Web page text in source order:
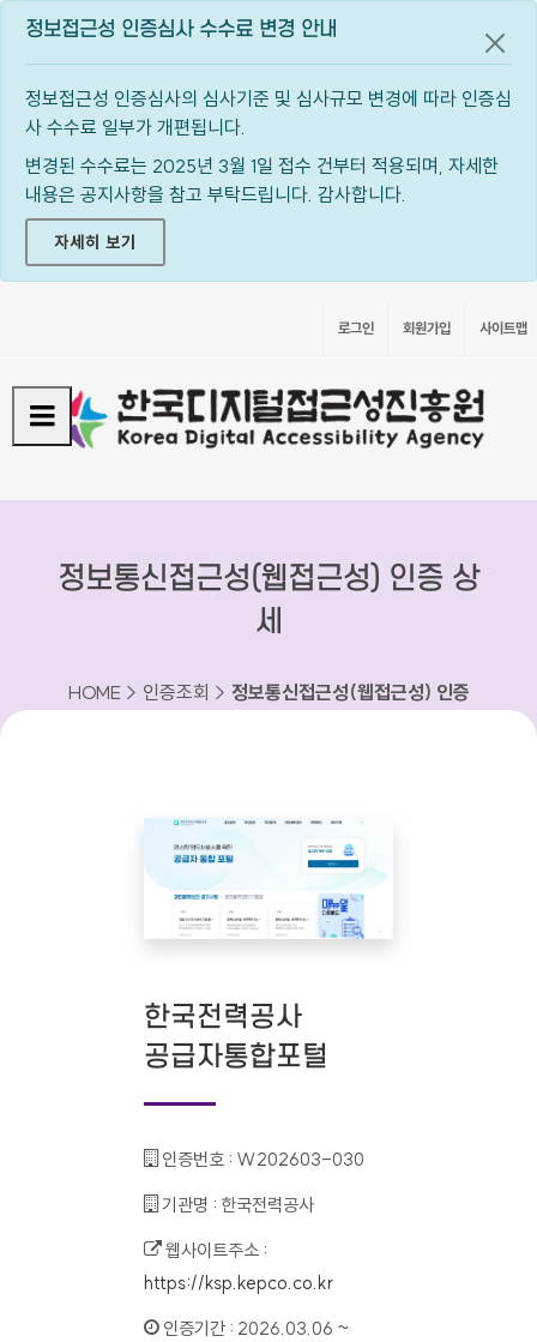
정보접근성 인증심사 수수료 변경 안내
정보접근성 인증심사의 심사기준 및 심사규모 변경에 따라 인증심
사 수수료 일부가 개편됩니다.
변경된 수수료는 2025년 3월 1일 접수 건부터 적용되며, 자세한
내용은 공지사항을 참고 부탁드립니다. 감사합니다.
자세히 보기
공지
로그인 회원가입 사이트맵
정보통신접근성(웹접근성) 인증 상
세
HOME > 인증조회 > 정보통신접근성(웹접근성) 인증
한국전력공사
공급자통합포털
인증번호 : W202603-030
기관명 : 한국전력공사
웹사이트주소 :
https://ksp.kepco.co.kr
인증기간 : 2026.03.06 ~